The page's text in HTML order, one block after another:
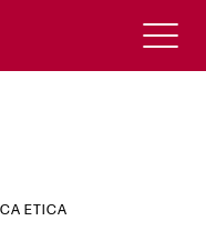
ETICA